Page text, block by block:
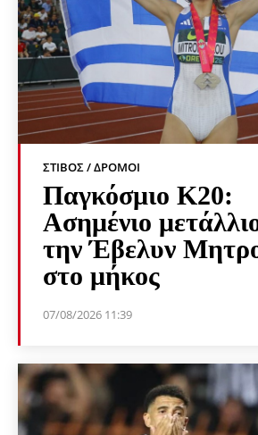
ΣΤΊΒΟΣ / ΔΡΌΜΟΙ
Παγκόσμιο Κ20:
Ασημένιο
την Έβελυν
στο μήκος
07/08/2026 11:39